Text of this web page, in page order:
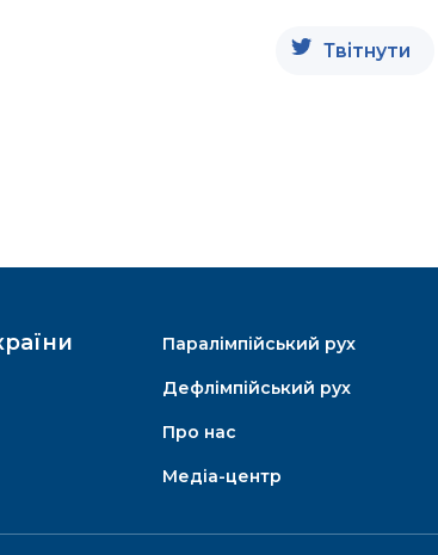
Твітнути
Паралімпійський рух
Дефлімпійський рух
Про нас
Медіа-центр